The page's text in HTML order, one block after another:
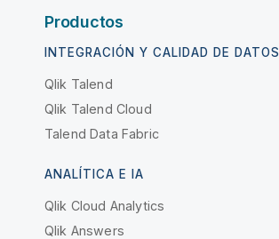
Productos
INTEGRACIÓN Y CALIDAD DE DATOS
Qlik Talend
Qlik Talend Cloud
Talend Data Fabric
ANALÍTICA E IA
Qlik Cloud Analytics
Qlik Answers